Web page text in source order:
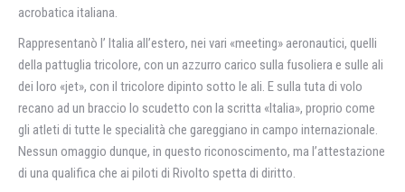
acrobatica italiana.
Rappresentanò l’ Italia all’estero, nei vari «meeting» aeronautici, quelli
della pattuglia tricolore, con un azzurro carico sulla fusoliera e sulle ali
dei loro «jet», con il tricolore dipinto sotto le ali. E sulla tuta di volo
recano ad un braccio lo scudetto con la scritta «Italia», proprio come
gli atleti di tutte le specialità che gareggiano in campo internazionale.
Nessun omaggio dunque, in questo riconoscimento, ma l’attestazione
di una qualifica che ai piloti di Rivolto spetta di diritto.